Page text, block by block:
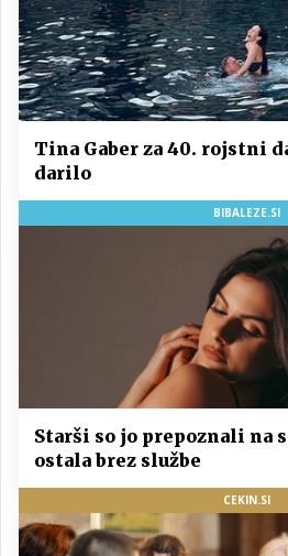
Tina Gaber za 40. rojstni
darilo
BIBALEZE.SI
Starši so jo prepoznali na
ostala brez službe
CEKIN.SI